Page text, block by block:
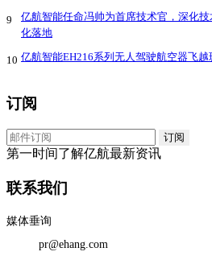
9
亿航智能任命冯帅为首席技术官，深化
化落地
10 亿航智能EH216系列无人驾驶航空器飞
订阅
第一时间了解亿航最新资讯
联系我们
媒体垂询
pr@ehang.com